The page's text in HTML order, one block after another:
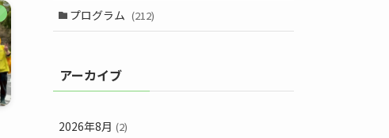
プログラム (212)
アーカイブ
2026年8月 (2)